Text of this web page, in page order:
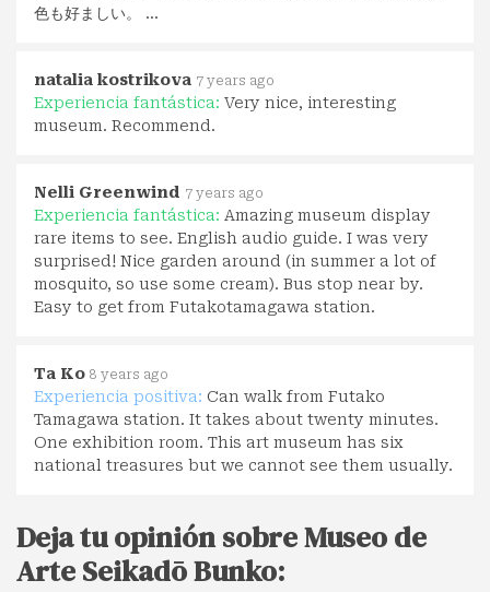
色も好ましい。 …
natalia kostrikova 7 years ago
Experiencia fantástica: Very nice, interesting
museum. Recommend.
Nelli Greenwind 7 years ago
Experiencia fantástica: Amazing museum display
rare items to see. English audio guide. I was very
surprised! Nice garden around (in summer a lot of
mosquito, so use some cream). Bus stop near by.
Easy to get from Futakotamagawa station.
Ta Ko 8 years ago
Experiencia positiva: Can walk from Futako
Tamagawa station. It takes about twenty minutes.
One exhibition room. This art museum has six
national treasures but we cannot see them usually.
Deja tu opinión sobre Museo de
Arte Seikadō Bunko: